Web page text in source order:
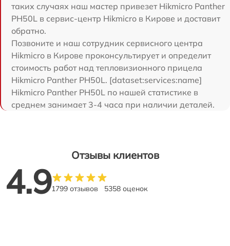
таких случаях наш мастер привезет Hikmicro Panther
PH50L в сервис-центр Hikmicro в Кирове и доставит
обратно.
Позвоните и наш сотрудник сервисного центра
Hikmicro в Кирове проконсультирует и определит
стоимость работ над тепловизионного прицела
Hikmicro Panther PH50L. [dataset:services:name]
Hikmicro Panther PH50L по нашей статистике в
среднем занимает 3-4 часа при наличии деталей.
Отзывы клиентов
4.91799 отзывов 5358 оценок